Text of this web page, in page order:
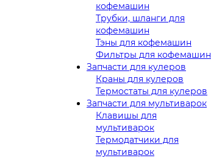
кофемашин
Трубки, шланги для
кофемашин
Тэны для кофемашин
Фильтры для кофемашин
Запчасти для кулеров
Краны для кулеров
Термостаты для кулеров
Запчасти для мультиварок
Клавишы для
мультиварок
Термодатчики для
мультиварок